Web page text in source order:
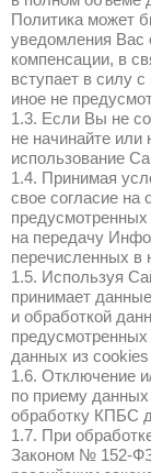
в своем
Cookies—
Политика—
В
и
случае
в
Политики,
1.2.